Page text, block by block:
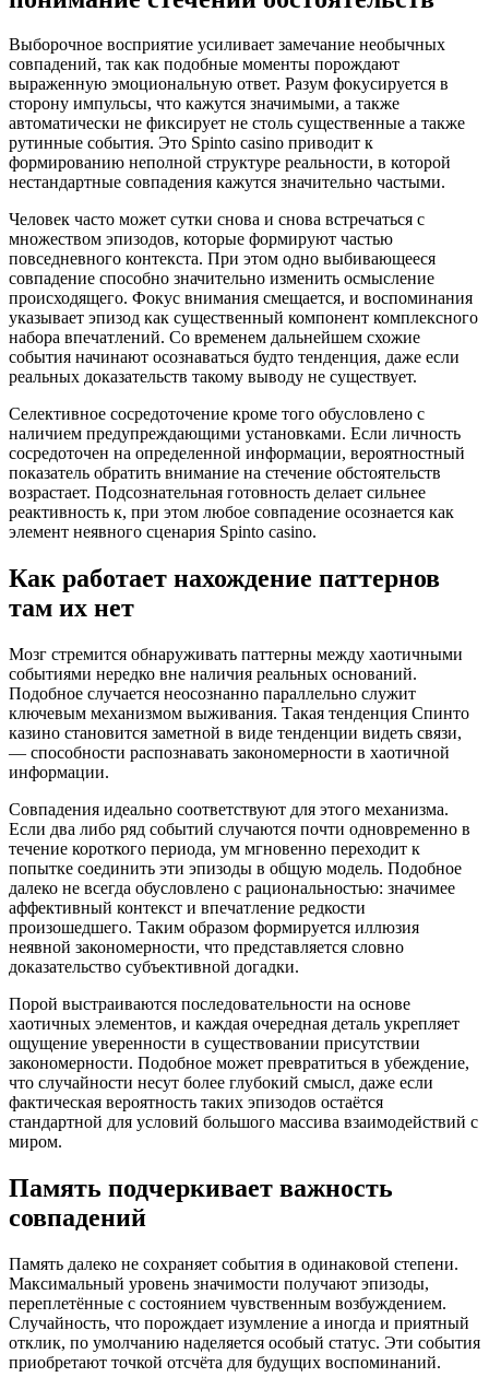
Выборочное восприятие усиливает замечание необычных
совпадений, так как подобные моменты порождают
выраженную эмоциональную ответ. Разум фокусируется в
сторону импульсы, что кажутся значимыми, а также
автоматически не фиксирует не столь существенные а также
рутинные события. Это Spinto casino приводит к
формированию неполной структуре реальности, в которой
нестандартные совпадения кажутся значительно частыми.
Человек часто может сутки снова и снова встречаться с
множеством эпизодов, которые формируют частью
повседневного контекста. При этом одно выбивающееся
совпадение способно значительно изменить осмысление
происходящего. Фокус внимания смещается, и воспоминания
указывает эпизод как существенный компонент комплексного
набора впечатлений. Со временем дальнейшем схожие
события начинают осознаваться будто тенденция, даже если
реальных доказательств такому выводу не существует.
Селективное сосредоточение кроме того обусловлено c
наличием предупреждающими установками. Если личность
сосредоточен на определенной информации, вероятностный
показатель обратить внимание на стечение обстоятельств
возрастает. Подсознательная готовность делает сильнее
реактивность к, при этом любое совпадение осознается как
элемент неявного сценария Spinto casino.
Как работает нахождение паттернов
там их нет
Мозг стремится обнаруживать паттерны между хаотичными
событиями нередко вне наличия реальных оснований.
Подобное случается неосознанно параллельно служит
ключевым механизмом выживания. Такая тенденция Спинто
казино становится заметной в виде тенденции видеть связи,
— способности распознавать закономерности в хаотичной
информации.
Совпадения идеально соответствуют для этого механизма.
Если два либо ряд событий случаются почти одновременно в
течение короткого периода, ум мгновенно переходит к
попытке соединить эти эпизоды в общую модель. Подобное
далеко не всегда обусловлено с рациональностью: значимее
аффективный контекст и впечатление редкости
произошедшего. Таким образом формируется иллюзия
неявной закономерности, что представляется словно
доказательство субъективной догадки.
Порой выстраиваются последовательности на основе
хаотичных элементов, и каждая очередная деталь укрепляет
ощущение уверенности в существовании присутствии
закономерности. Подобное может превратиться в убеждение,
что случайности несут более глубокий смысл, даже если
фактическая вероятность таких эпизодов остаётся
стандартной для условий большого массива взаимодействий с
миром.
Память подчеркивает важность
совпадений
Память далеко не сохраняет события в одинаковой степени.
Максимальный уровень значимости получают эпизоды,
переплетённые c состоянием чувственным возбуждением.
Случайность, что порождает изумление а иногда и приятный
отклик, по умолчанию наделяется особый статус. Эти события
приобретают точкой отсчёта для будущих воспоминаний.